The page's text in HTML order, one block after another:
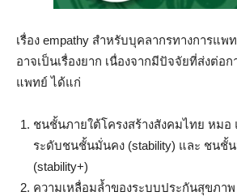
เรื่อง empathy สำหรับบุคลากรทางการแพ
อาจเป็นเรื่องยาก เนื่องจากมีปัจจัยที่ส่งต่อก
แพทย์ ได้แก่
ชนชั้นภายใต้โครงสร้างสังคมไทย หม
ระดับชนชั้นมั่นคง (stability) และ ชนชั้
(stability+)
ความเหลื่อมล้ำของระบบประกันสุขภา